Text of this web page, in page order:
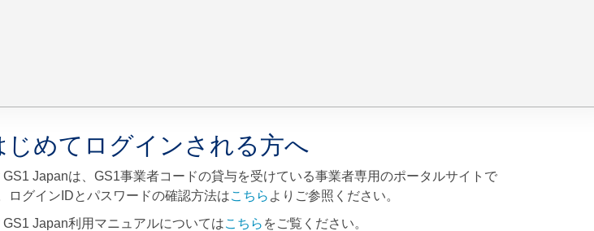
じめてログインされる方へ
GS1 Japanは、GS1事業者コードの貸与を受けている事業者専用のポータルサイトで
ログインIDとパスワードの確認方法はこちら よりご参照ください。
GS1 Japan利用マニュアルについてはこちら をご覧ください。